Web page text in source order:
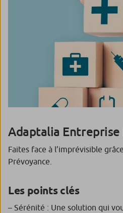
Adaptalia Entreprise
Faites face à l’imprévisible
Prévoyance.
Les points clés
– Sérénité : Une solution qui